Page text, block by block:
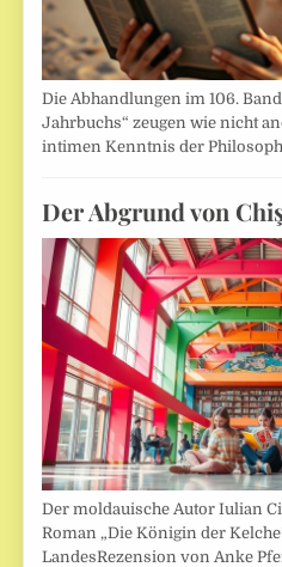
Die Abhandlungen im 106.
Jahrbuchs“ zeugen wie nicht
intimen Kenntnis der
Der Abgrund von
Der moldauische Autor Iulian
Roman „Die Königin der
LandesRezension von Anke